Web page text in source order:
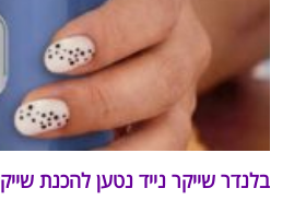
בלנדר שייקר נייד נטען להכנת